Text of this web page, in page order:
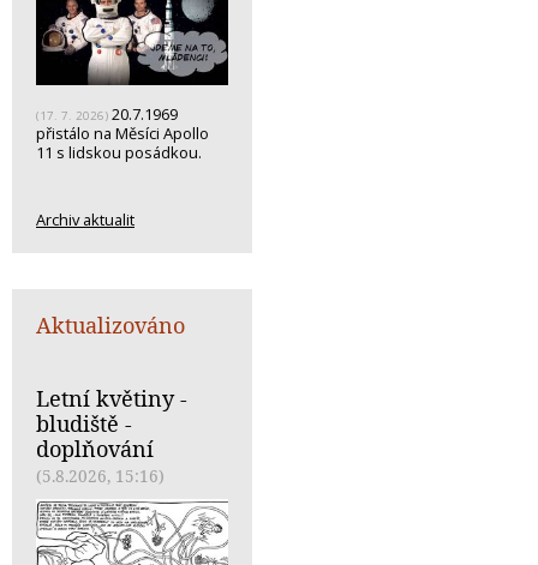
(17. 7. 2026) 20.7.1969
přistálo na Měsíci Apollo
11 s lidskou posádkou.
Archiv aktualit
Aktualizováno
Letní květiny -
bludiště -
doplňování
(5.8.2026, 15:16)